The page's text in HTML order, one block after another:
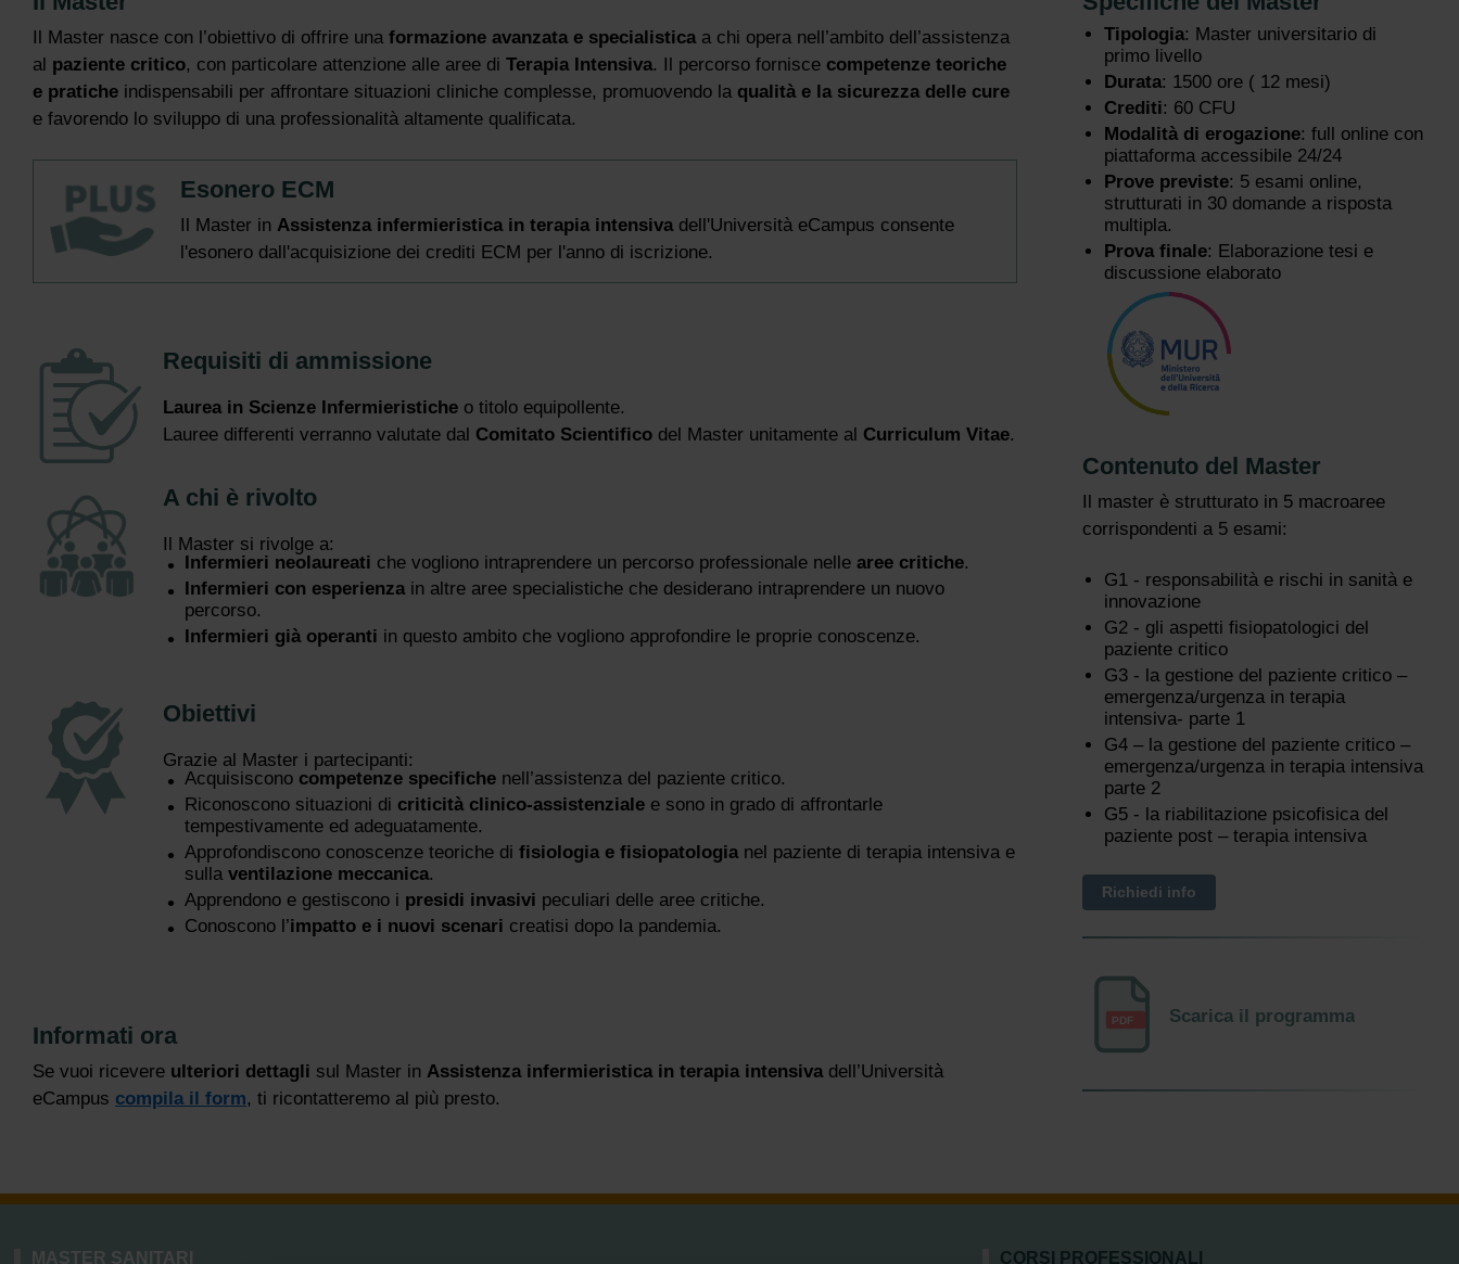
Il Master nasce con l’obiettivo di offrire una formazione avanzata e specialisticaa chi opera nell’ambito dell’assistenza
al paziente critico, con particolare attenzione alle aree di Terapia Intensiva. Il percorso fornisce competenze teoriche
e pratiche indispensabili per affrontare situazioni cliniche complesse, promuovendo la qualità e la sicurezza delle cure
e favorendo lo sviluppo di una professionalità altamente qualificata.
Esonero ECM
Il Master in Assistenza infermieristica in terapia intensivadell'Università eCampus consente
l'esonero dall'acquisizione dei crediti ECM per l'anno di iscrizione.
Requisiti di ammissione
Laurea in Scienze Infermieristiche o titolo equipollente.
Lauree differenti verranno valutate dal Comitato Scientifico del Master unitamente al Curriculum Vitae.
A chi è rivolto
Il Master si rivolge a:
Infermieri neolaureati che vogliono intraprendere un percorso professionale nelle aree critiche.
Infermieri con esperienzain altre aree specialistiche che desiderano intraprendere un nuovo
percorso.
Infermieri già operanti in questo ambito che vogliono approfondire le proprie conoscenze.
Obiettivi
Grazie al Master i partecipanti:
Acquisiscono competenze specifiche nell’assistenza del paziente critico.
Riconoscono situazioni di criticità clinico-assistenziale e sono in grado di affrontarle
tempestivamente ed adeguatamente.
Approfondiscono conoscenze teoriche di fisiologia e fisiopatologianel paziente di terapia intensiva e
sulla ventilazione meccanica.
Apprendono e gestiscono i presidi invasivi peculiari delle aree critiche.
Conoscono l’impatto e i nuovi scenari creatisi dopo la pandemia.
Informati ora
Se vuoi ricevere ulteriori dettagli sul Master in Assistenza infermieristica in terapia intensivadell’Università
eCampus compila il form, ti ricontatteremo al più presto.
Tipologia: Master universitario di
primo livello
Durata: 1500 ore ( 12 mesi)
Crediti: 60 CFU
Modalità di erogazione: full online con
piattaforma accessibile 24/24
Prove previste: 5 esami online,
strutturati in 30 domande a risposta
multipla.
Prova finale: Elaborazione tesi e
discussione elaborato
Contenuto del Master
Il master è strutturato in 5 macroaree
corrispondenti a 5 esami:
G1 - responsabilità e rischi in sanità e
innovazione
G2 - gli aspetti fisiopatologici del
paziente critico
G3 - la gestione del paziente critico –
emergenza/urgenza in terapia
intensiva- parte 1
G4 – la gestione del paziente critico –
emergenza/urgenza in terapia intensiva
parte 2
G5 - la riabilitazione psicofisica del
paziente post – terapia intensiva
Richiedi info
PDF Scarica il programma
MASTER SANITARI
CORSI PROFESSIONALI